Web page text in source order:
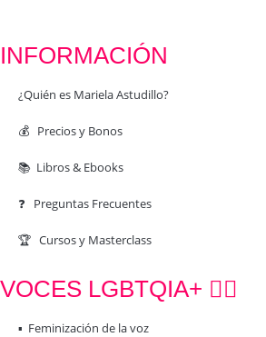
INFORMACIÓN
¿Quién es Mariela Astudillo?
💰 Precios y Bonos
📚 Libros & Ebooks
❓ Preguntas Frecuentes
🏆 Cursos y Masterclass
VOCES LGBTQIA+ 🏳️‍🌈
▪️ Feminización de la voz